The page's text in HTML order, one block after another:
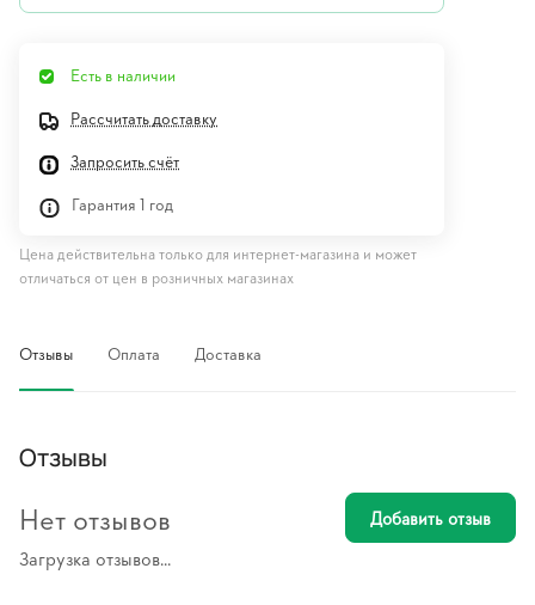
Есть в наличии
Рассчитать доставку
Запросить счёт
Гарантия 1 год
Цена действительна только для интернет-магазина и может
отличаться от цен в розничных магазинах
Отзывы Оплата Доставка
Отзывы
Загрузка отзывов...
Нет отзывов Добавить отзыв